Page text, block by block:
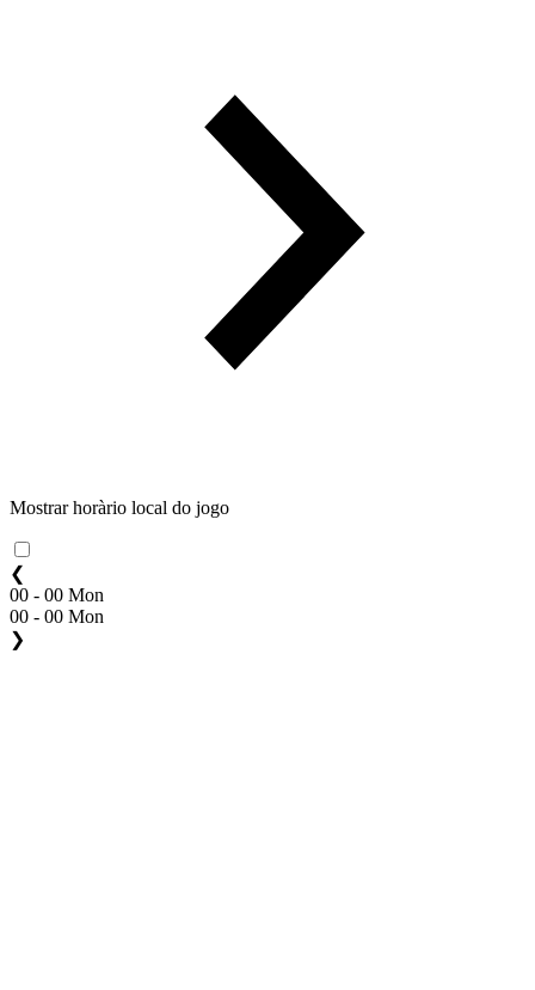
Mostrar horàrio local do jogo
❮
00 - 00 Mon
00 - 00 Mon
❯